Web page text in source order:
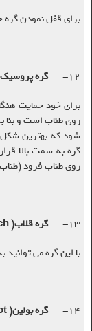
برای قفل نمودن
۱۲- گره پروسیک
برای خود حمایت
روی طناب است و بنا
شود که بهترین
گره به سمت بالا
روی طناب فرود
۱۳- گره قلاب)
با این گره می
۱۴- گره بولین)